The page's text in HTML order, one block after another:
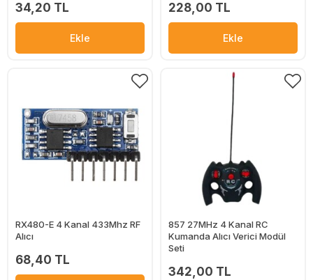
34,20 TL
Ekle
228,00 TL
Ekle
RX480-E 4 Kanal 433Mhz RF
Alıcı
68,40 TL
857 27MHz 4 Kanal RC
Kumanda Alıcı Verici Modül
Seti
342,00 TL